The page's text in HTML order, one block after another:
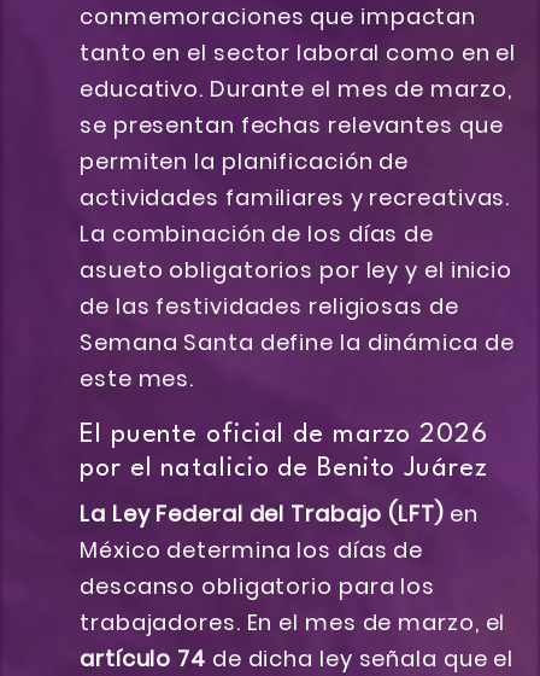
conmemoraciones que impactan
tanto en el sector laboral como en el
educativo. Durante el mes de marzo,
se presentan fechas relevantes que
permiten la planificación de
actividades familiares y recreativas.
La combinación de los días de
asueto obligatorios por ley y el inicio
de las festividades religiosas de
Semana Santa define la dinámica de
este mes.
El puente oficial de marzo 2026
por el natalicio de Benito Juárez
La Ley Federal del Trabajo (LFT)en
México determina los días de
descanso obligatorio para los
trabajadores. En el mes de marzo, el
artículo 74 de dicha ley señala que el